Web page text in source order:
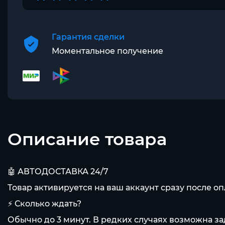
Гарантия сделки
Моментальное получение
Описание товара
🤖 АВТОДОСТАВКА 24/7
Товар активируется на ваш аккаунт сразу после
⚡ Сколько ждать?
Обычно до 3 минут. В редких случаях возможна